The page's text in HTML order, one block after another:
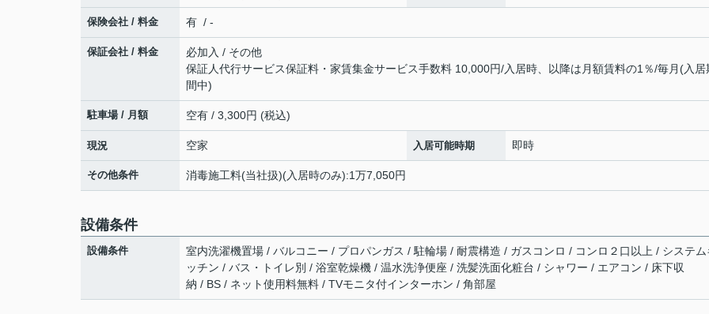
保険会社 / 料金 有 / -
保証会社 / 料金
必加入 / その他
保証人代行サービス保証料・家賃集金サービス手数料 10,000円/入居時、以降は月額賃料の1％/毎月(入居
間中)
駐車場 / 月額 空有 / 3,300円 (税込)
現況 空家 入居可能時期 即時
その他条件 消毒施工料(当社扱)(入居時のみ):1万7,050円
設備条件
設備条件
室内洗濯機置場 / バルコニー / プロパンガス / 駐輪場 / 耐震構造 / ガスコンロ / コンロ２口以上 / システム
ッチン / バス・トイレ別 / 浴室乾燥機 / 温水洗浄便座 / 洗髪洗面化粧台 / シャワー / エアコン / 床下収
納 / BS / ネット使用料無料 / TVモニタ付インターホン / 角部屋